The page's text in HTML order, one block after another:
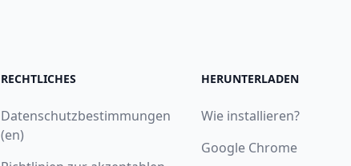
RECHTLICHES
Datenschutzbestimmungen
(en)
HERUNTERLADEN
Wie installieren?
Google Chrome